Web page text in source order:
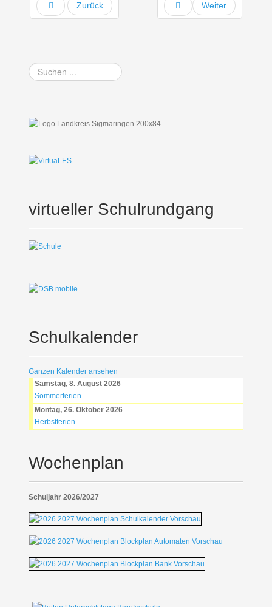
Zurück Weiter
Suchen
...
virtueller Schulrundgang
Schulkalender
Ganzen Kalender ansehen
Samstag, 8. August 2026
Sommerferien
Montag, 26. Oktober 2026
Herbstferien
Wochenplan
Schuljahr 2026/2027